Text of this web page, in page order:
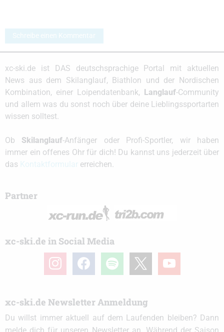
Schreibe einen Kommentar
xc-ski.de ist DAS deutschsprachige Portal mit aktuellen
News aus dem Skilanglauf, Biathlon und der Nordischen
Kombination, einer Loipendatenbank,
Langlauf-Community
und allem was du sonst noch über deine Lieblingssportarten
wissen solltest.
Ob Skilanglauf-Anfänger oder Profi-Sportler, wir haben
immer ein offenes Ohr für dich! Du kannst uns jederzeit über
das
erreichen.
Partner
xc-ski.de in Social Media
instagramfacebook spotify youtube
xc-ski.de Newsletter Anmeldung
Du willst immer aktuell auf dem Laufenden bleiben? Dann